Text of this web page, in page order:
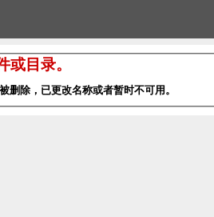
或目录。
删除，已更改名称或者暂时不可用。